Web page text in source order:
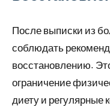
После выписки из
соблюдать
восстановлению.
ограничение
диету и регулярные